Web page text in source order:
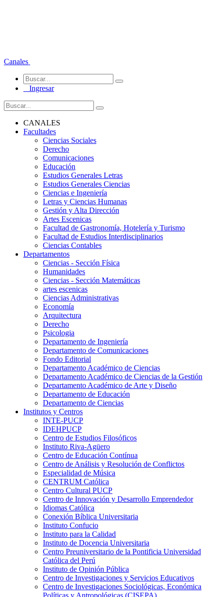
Canales
Ingresar
CANALES
Facultades
Ciencias Sociales
Derecho
Comunicaciones
Educación
Estudios Generales Letras
Estudios Generales Ciencias
Ciencias e Ingeniería
Letras y Ciencias Humanas
Gestión y Alta Dirección
Artes Escenicas
Facultad de Gastronomía, Hotelería y Turismo
Facultad de Estudios Interdisciplinarios
Ciencias Contables
Departamentos
Ciencias - Sección Física
Humanidades
Ciencias - Sección Matemáticas
artes escenicas
Ciencias Administrativas
Economía
Arquitectura
Derecho
Psicologia
Departamento de Ingeniería
Departamento de Comunicaciones
Fondo Editorial
Departamento Académico de Ciencias
Departamento Académico de Ciencias de la Gestión
Departamento Académico de Arte y Diseño
Departamento de Educación
Departamento de Ciencias
Institutos y Centros
INTE-PUCP
IDEHPUCP
Centro de Estudios Filosóficos
Instituto Riva-Agüero
Centro de Educación Contínua
Centro de Análisis y Resolución de Conflictos
Especialidad de Música
CENTRUM Católica
Centro Cultural PUCP
Centro de Innovación y Desarrollo Emprendedor
Idiomas Católica
Conexión Bíblica Universitaria
Instituto Confucio
Instituto para la Calidad
Instituto de Docencia Universitaria
Centro Preuniversitario de la Pontificia Universidad
Católica del Perú
Instituto de Opinión Pública
Centro de Investigaciones y Servicios Educativos
Centro de Investigaciones Sociológicas, Económica
Políticas y Antropológicas (CISEPA)